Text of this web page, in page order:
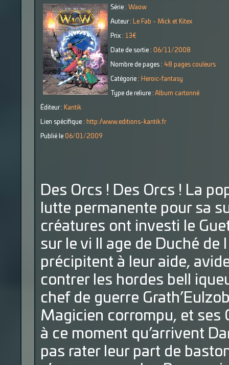
Série : Waow
Auteur : Le Fab - Mick et Kitex
Prix : 13€
Date de sortie : 06/11/2008
Nombre de pages : 48 pages couleurs
Catégorie : Heroic-fantasy
Type de reliure : Album cartonné
Éditeur : Kantik
Lien spécifique : http://www.editions-kantik.fr
Publié le 06/01/2009
Des Orcs ! Des Orcs ! La
lutte permanente pour sa
créatures ont investi le
sur le vi ll age de Duché de
précipitent à leur aide,
contrer les hordes bell
chef de guerre
Magicien corrompu, et ses
à ce moment qu’arrivent
pas rater leur part de